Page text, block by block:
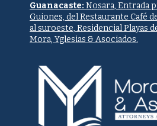
Guanacaste: Nosara, Entrada
Guiones, del Restaurante Café
al suroeste, Residencial Playas
Mora, Yglesias & Asociados.